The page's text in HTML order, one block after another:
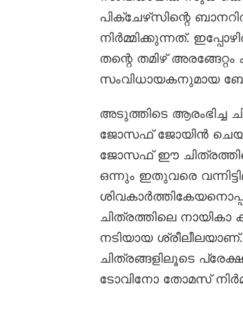
പിക്‌ചേഴ്‌സിന്റെ
നിർമ്മിക്കുന്നത്.
തന്റെ തമിഴ്
സംവിധായകനുമായ
അടുത്തിടെ ആരംഭിച്ച
ജോസഫ് ജോയിൻ
ജോസഫ് ഈ
ഒന്നും ഇതുവരെ
ചിത്രത്തിലെ
നടിയായ
ചിത്രങ്ങളിലൂടെ
ടോവിനോ തോമസ്